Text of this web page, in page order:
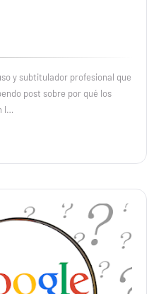
y subtitulador profesional que
post sobre por qué los
l…